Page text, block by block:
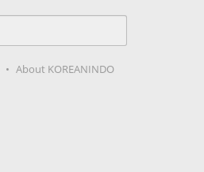
About KOREANINDO